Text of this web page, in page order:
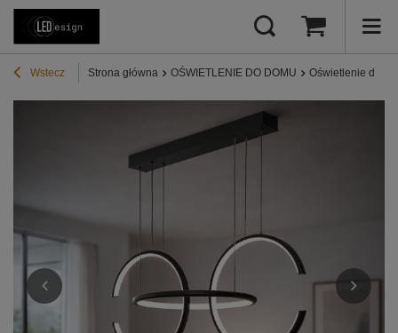
Wstecz Strona główna OŚWIETLENIE DO DOMU Oświetlenie do